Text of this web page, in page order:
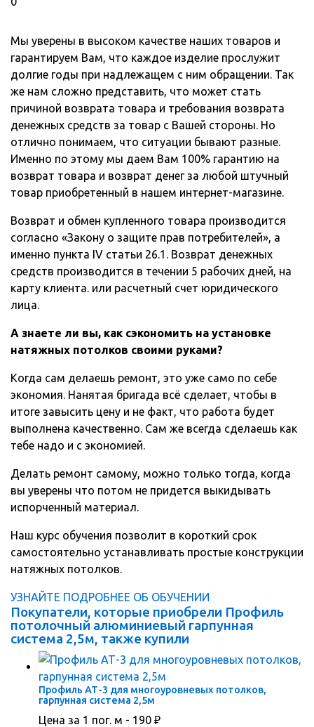
Мы уверены в высоком качестве наших товаров и
гарантируем Вам, что каждое изделие прослужит
долгие годы при надлежащем с ним обращении. Так
же нам сложно представить, что может стать
причиной возврата товара и требования возврата
денежных средств за товар с Вашей стороны. Но
отлично понимаем, что ситуации бывают разные.
Именно по этому мы даем Вам 100% гарантию на
возврат товара и возврат денег за любой штучный
товар приобретенный в нашем интернет-магазине.
Возврат и обмен купленного товара производится
согласно «Закону о защите прав потребителей», а
именно пункта IV статьи 26.1. Возврат денежных
средств производится в течении 5 рабочих дней, на
карту клиента. или расчетный счет юридического
лица.
А знаете ли вы, как сэкономить на установке
натяжных потолков своими руками?
Когда сам делаешь ремонт, это уже само по себе
экономия. Нанятая бригада всё сделает, чтобы в
итоге завысить цену и не факт, что работа будет
выполнена качественно. Сам же всегда сделаешь как
тебе надо и с экономией.
Делать ремонт самому, можно только тогда, когда
вы уверены что потом не придется выкидывать
испорченный материал.
Наш курс обучения позволит в короткий срок
самостоятельно устанавливать простые конструкции
натяжных потолков.
УЗНАЙТЕ ПОДРОБНЕЕ ОБ ОБУЧЕНИИ
Покупатели, которые приобрели Профиль
потолочный алюминиевый гарпунная
система 2,5м, также купили
Профиль АТ-3 для многоуровневых потолков,
гарпунная система 2,5м
Цена за 1 пог. м - 190 ₽